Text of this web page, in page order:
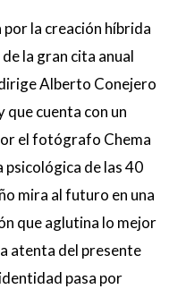
la creación híbrida
la gran cita anual
Alberto Conejero
cuenta con un
el fotógrafo Chema
de las 40
mira al futuro en una
que aglutina lo mejor
atenta del presente
pasa por